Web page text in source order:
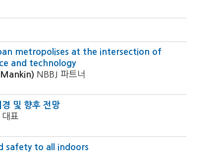
metropolises at the intersection of
and technology
NBBJ 파트너
및 향후 전망
표
safety to all indoors